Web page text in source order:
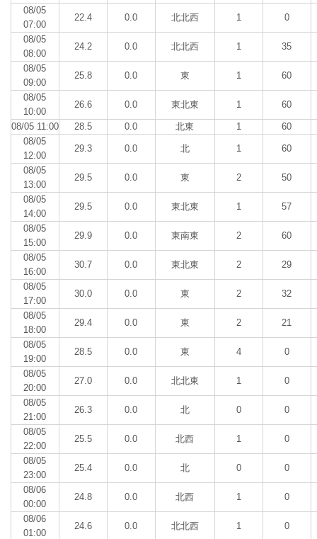
08/05
07:00
22.4 0.0 北北西 1 0
08/05
08:00
24.2 0.0 北北西 1 35
08/05
09:00
25.8 0.0 東 1 60
08/05
10:00
26.6 0.0 東北東 1 60
08/05 11:00 28.5 0.0 北東 1
60
08/05
12:00
29.3 0.0 北 1 60
08/05
13:00
29.5 0.0 東 2 50
08/05
14:00
29.5 0.0 東北東 1 57
08/05
15:00
29.9 0.0 東南東 2 60
08/05
16:00
30.7 0.0 東北東 2 29
08/05
17:00
30.0 0.0 東 2 32
08/05
18:00
29.4 0.0 東 2 21
08/05
19:00
28.5 0.0 東 4 0
08/05
20:00
27.0 0.0 北北東 1 0
08/05
21:00
26.3 0.0 北 0 0
08/05
22:00
25.5 0.0 北西 1 0
08/05
23:00
25.4 0.0 北 0 0
08/06
00:00
24.8 0.0 北西 1 0
08/06
01:00
24.6 0.0 北北西 1 0